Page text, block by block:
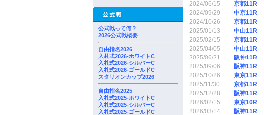
公式戦って何？
2026公式戦概要
自由指名2026
入札式2026-ホワイトC
入札式2026-シルバーC
入札式2026-ゴールドC
スタリオンカップ2026
自由指名2025
入札式2025-ホワイトC
入札式2025-シルバーC
入札式2025-ゴールドC
2024/06/15
京都11R
2024/09/29
中京11R
2024/10/26
京都11R
2025/01/13
中山11R
2025/02/15
京都11R
2025/04/05
中山11R
2025/06/21
阪神11R
2025/09/06
阪神11R
2025/10/26
東京11R
2025/11/30
京都11R
2025/12/28
阪神11R
2026/02/15
東京10R
2026/03/14
阪神11R